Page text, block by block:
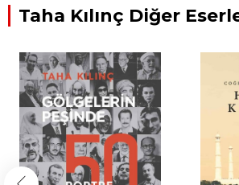
Taha Kılınç Diğer